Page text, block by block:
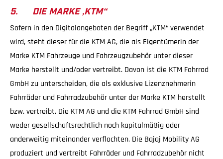
5. DIE MARKE „KTM“
Sofern in den Digitalangeboten der Begriff „KTM“ verwendet
wird, steht dieser für die KTM AG, die als Eigentümerin der
Marke KTM Fahrzeuge und Fahrzeugzubehör unter dieser
Marke herstellt und/oder vertreibt. Davon ist die KTM Fahrrad
GmbH zu unterscheiden, die als exklusive Lizenznehmerin
Fahrräder und Fahrradzubehör unter der Marke KTM herstellt
bzw. vertreibt. Die KTM AG und die KTM Fahrrad GmbH sind
weder gesellschaftsrechtlich noch kapitalmäßig oder
anderweitig miteinander verflochten. Die Bajaj Mobility AG
produziert und vertreibt Fahrräder und Fahrradzubehör nicht